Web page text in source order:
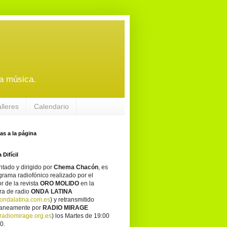
música.
Calendario
a la página
Difícil
y dirigido por Chema Chacón, es
radiofónico realizado por el
de la revista ORO MOLIDO en la
de radio ONDA LATINA
) y retransmitido
por RADIO MIRAGE
) los Martes de 19:00